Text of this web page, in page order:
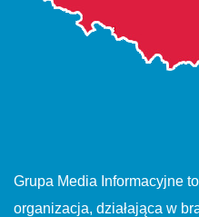
Grupa Media Informacyjne
organizacja, działająca w